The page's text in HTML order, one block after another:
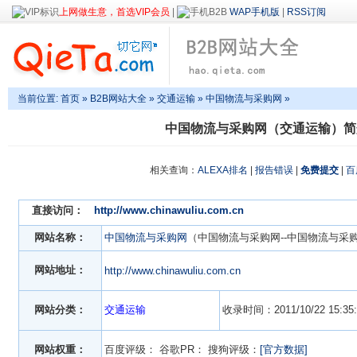
上网做生意，首选VIP会员 WAP手机版 RSS订阅
当前位置: 首页 » B2B网站大全 » 交通运输 » 中国物流与采购网 »
中国物流与采购网（交通运输）
相关查询： ALEXA排名 报告错误 免费提交
直接访问： http://www.chinawuliu.com.cn
网站名称： 中国物流与采购网 （中国物流与采购网--中国物流与采
网站地址： http://www.chinawuliu.com.cn
网站分类： 交通运输 收录时间：2011/10/22
网站权重： 百度评级： 谷歌PR： 搜狗评级： [官方数据]